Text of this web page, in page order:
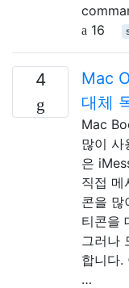
16
4
Mac
대체
Mac
많이 사
은
직접 메
콘을 많
티콘을
그러나
합니다.
…